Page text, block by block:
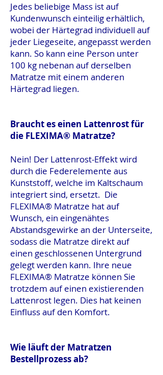
Jedes beliebige Mass ist auf
Kundenwunsch einteilig erhältlich,
wobei der Härtegrad individuell auf
jeder Liegeseite, angepasst werden
kann. So kann eine Person unter
100 kg nebenan auf derselben
Matratze mit einem anderen
Härtegrad liegen.
Braucht es einen Lattenrost für
die FLEXIMA® Matratze?
Nein! Der Lattenrost-Effekt wird
durch die Federelemente aus
Kunststoff, welche im Kaltschaum
integriert sind, ersetzt. Die
FLEXIMA® Matratze hat auf
Wunsch, ein eingenähtes
Abstandsgewirke an der Unterseite,
sodass die Matratze direkt auf
einen geschlossenen Untergrund
gelegt werden kann. Ihre neue
FLEXIMA® Matratze können Sie
trotzdem auf einen existierenden
Lattenrost legen. Dies hat keinen
Einfluss auf den Komfort.
Wie läuft der Matratzen
Bestellprozess ab?